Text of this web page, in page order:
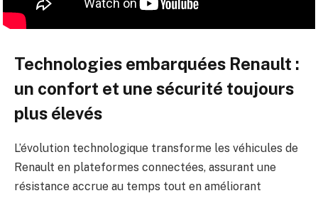
Technologies embarquées Renault :
un confort et une sécurité toujours
plus élevés
L’évolution technologique transforme les véhicules de
Renault en plateformes connectées, assurant une
résistance accrue au temps tout en améliorant